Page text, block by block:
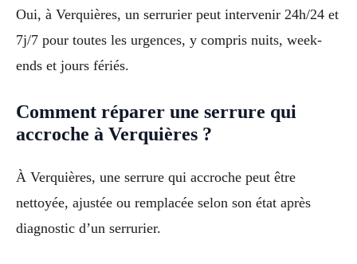
Oui, à Verquières, un serrurier peut intervenir 24h/24 et
7j/7 pour toutes les urgences, y compris nuits, week-
ends et jours fériés.
Comment réparer une serrure qui
accroche à Verquières ?
À Verquières, une serrure qui accroche peut être
nettoyée, ajustée ou remplacée selon son état après
diagnostic d’un serrurier.